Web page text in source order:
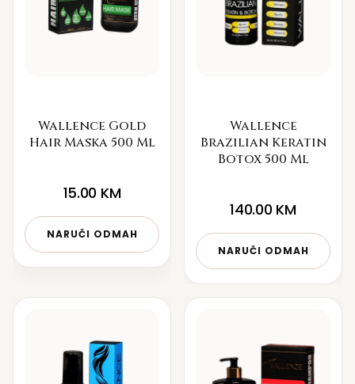
Wallence Gold
Hair Maska 500 Ml
15.00 KM
NARUČI ODMAH
Wallence
Brazilian Keratin
Botox 500 Ml
140.00 KM
NARUČI ODMAH